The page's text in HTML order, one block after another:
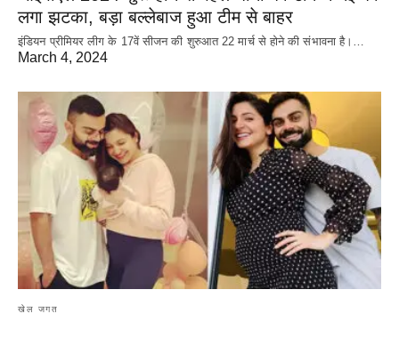
लगा झटका, बड़ा बल्लेबाज हुआ टीम से बाहर
इंडियन प्रीमियर लीग के 17वें सीजन की शुरुआत 22 मार्च से होने की संभावना है।…
March 4, 2024
खेल जगत